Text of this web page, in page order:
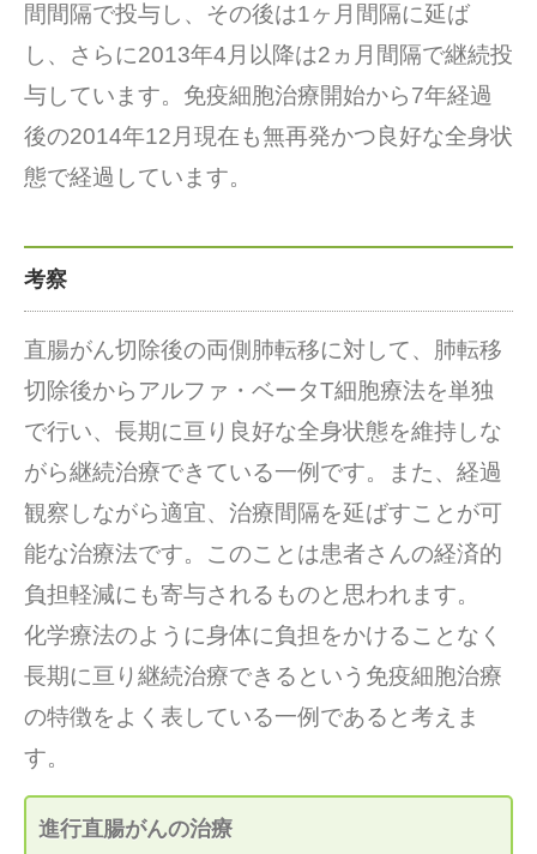
間間隔で投与し、その後は1ヶ月間隔に延ば
し、さらに2013年4月以降は2ヵ月間隔で継続投
与しています。免疫細胞治療開始から7年経過
後の2014年12月現在も無再発かつ良好な全身状
態で経過しています。
考察
直腸がん切除後の両側肺転移に対して、肺転移
切除後からアルファ・ベータT細胞療法を単独
で行い、長期に亘り良好な全身状態を維持しな
がら継続治療できている一例です。また、経過
観察しながら適宜、治療間隔を延ばすことが可
能な治療法です。このことは患者さんの経済的
負担軽減にも寄与されるものと思われます。
化学療法のように身体に負担をかけることなく
長期に亘り継続治療できるという免疫細胞治療
の特徴をよく表している一例であると考えま
す。
進行直腸がんの治療